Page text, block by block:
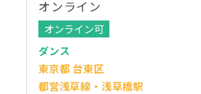
オンライン
オンライン可
ダンス
東京都 台東区
都営浅草線・浅草橋駅